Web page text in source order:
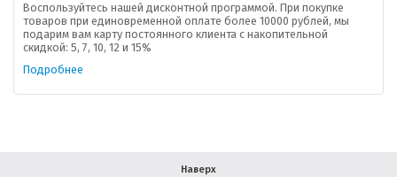
Воспользуйтесь нашей дисконтной программой. При покупке
товаров при единовременной оплате более 10000 рублей, мы
подарим вам карту постоянного клиента с накопительной
скидкой: 5, 7, 10, 12 и 15%
Подробнее
Наверх
В помощь покупателю
Форма обратной связи